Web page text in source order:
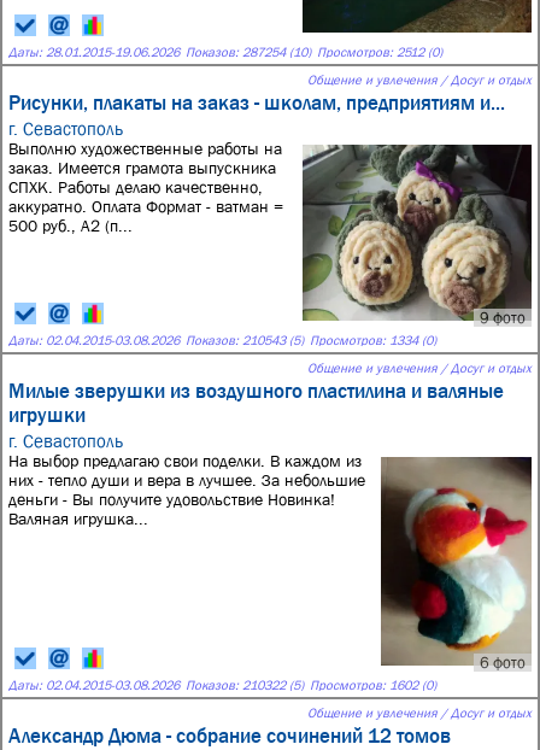
Даты: 28.01.2015-19.06.2026 Показов: 287254 (10) Просмотров: 2512 (0)
Общение и увлечения / Досуг и отдых
Рисунки, плакаты на заказ - школам, предприятиям и...
г. Севастополь
9 фото
Выполню художественные работы на
заказ. Имеется грамота выпускника
СПХК. Работы делаю качественно,
аккуратно. Оплата Формат - ватман =
500 руб., А2 (п...
Даты: 02.04.2015-03.08.2026 Показов: 210543 (5) Просмотров: 1334 (0)
Общение и увлечения / Досуг и отдых
Милые зверушки из воздушного пластилина и валяные
игрушки
г. Севастополь
6 фото
На выбор предлагаю свои поделки. В каждом из
них - тепло души и вера в лучшее. За небольшие
деньги - Вы получите удовольствие Новинка!
Валяная игрушка...
Даты: 02.04.2015-03.08.2026 Показов: 210322 (5) Просмотров: 1602 (0)
Общение и увлечения / Досуг и отдых
Александр Дюма - собрание сочинений 12 томов